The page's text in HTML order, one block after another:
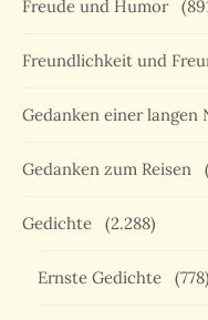
Freude und Humor
Freundlichkeit und
Gedanken einer langen
Gedanken zum Reisen
Gedichte (2.288)
Ernste Gedichte (778)